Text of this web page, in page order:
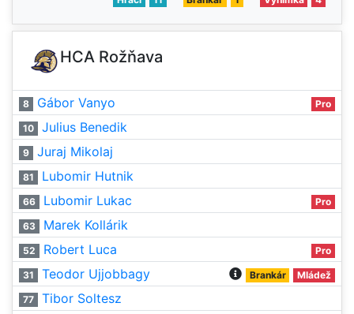
HCA Rožňava
8 Gábor Vanyo Pro
10 Julius Benedik
9 Juraj Mikolaj
81 Lubomir Hutnik
66 Lubomir Lukac Pro
63 Marek Kollárik
52 Robert Luca Pro
31 Teodor Ujjobbagy Brankár Mládež
77 Tibor Soltesz